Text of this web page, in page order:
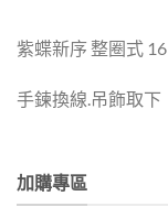
紫蝶新序 整圈式 16
手鍊換線.吊飾取下
加購專區